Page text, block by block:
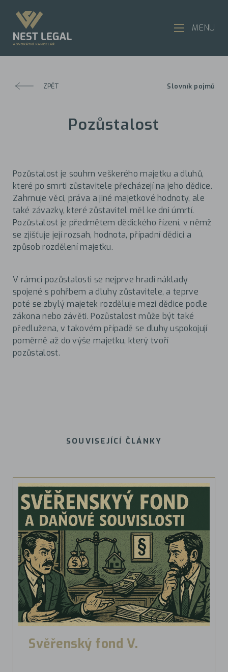
ZPĚT Slovník pojmů
Pozůstalost
Pozůstalost je souhrn veškerého majetku a dluhů,
které po smrti zůstavitele přecházejí na jeho dědice.
Zahrnuje věci, práva a jiné majetkové hodnoty, ale
také závazky, které zůstavitel měl ke dni úmrtí.
Pozůstalost je předmětem dědického řízení, v němž
se zjišťuje její rozsah, hodnota, případní dědici a
způsob rozdělení majetku.
V rámci pozůstalosti se nejprve hradí náklady
spojené s pohřbem a dluhy zůstavitele, a teprve
poté se zbylý majetek rozděluje mezi dědice podle
zákona nebo závěti. Pozůstalost může být také
předlužena, v takovém případě se dluhy uspokojují
poměrně až do výše majetku, který tvoří
pozůstalost.
SOUVISEJÍCÍ ČLÁNKY
Svěřenský fond V.
MENU